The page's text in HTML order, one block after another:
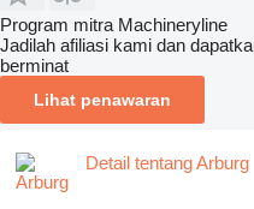
Program mitra Machineryline
Jadilah afiliasi kami dan
berminat
Lihat penawaran
Detail tentang Arburg